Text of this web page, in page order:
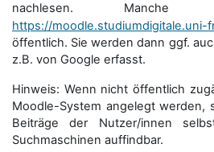
nachlesen. Manche
https://moodle.studiumdigitale.uni-
öffentlich. Sie werden dann ggf.
z.B. von Google erfasst.
Hinweis: Wenn nicht öffentlich
Moodle-System angelegt werden,
Beiträge der Nutzer/innen
Suchmaschi­nen auffindbar.